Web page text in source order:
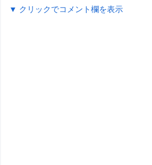
▼ クリックでコメント欄を表示